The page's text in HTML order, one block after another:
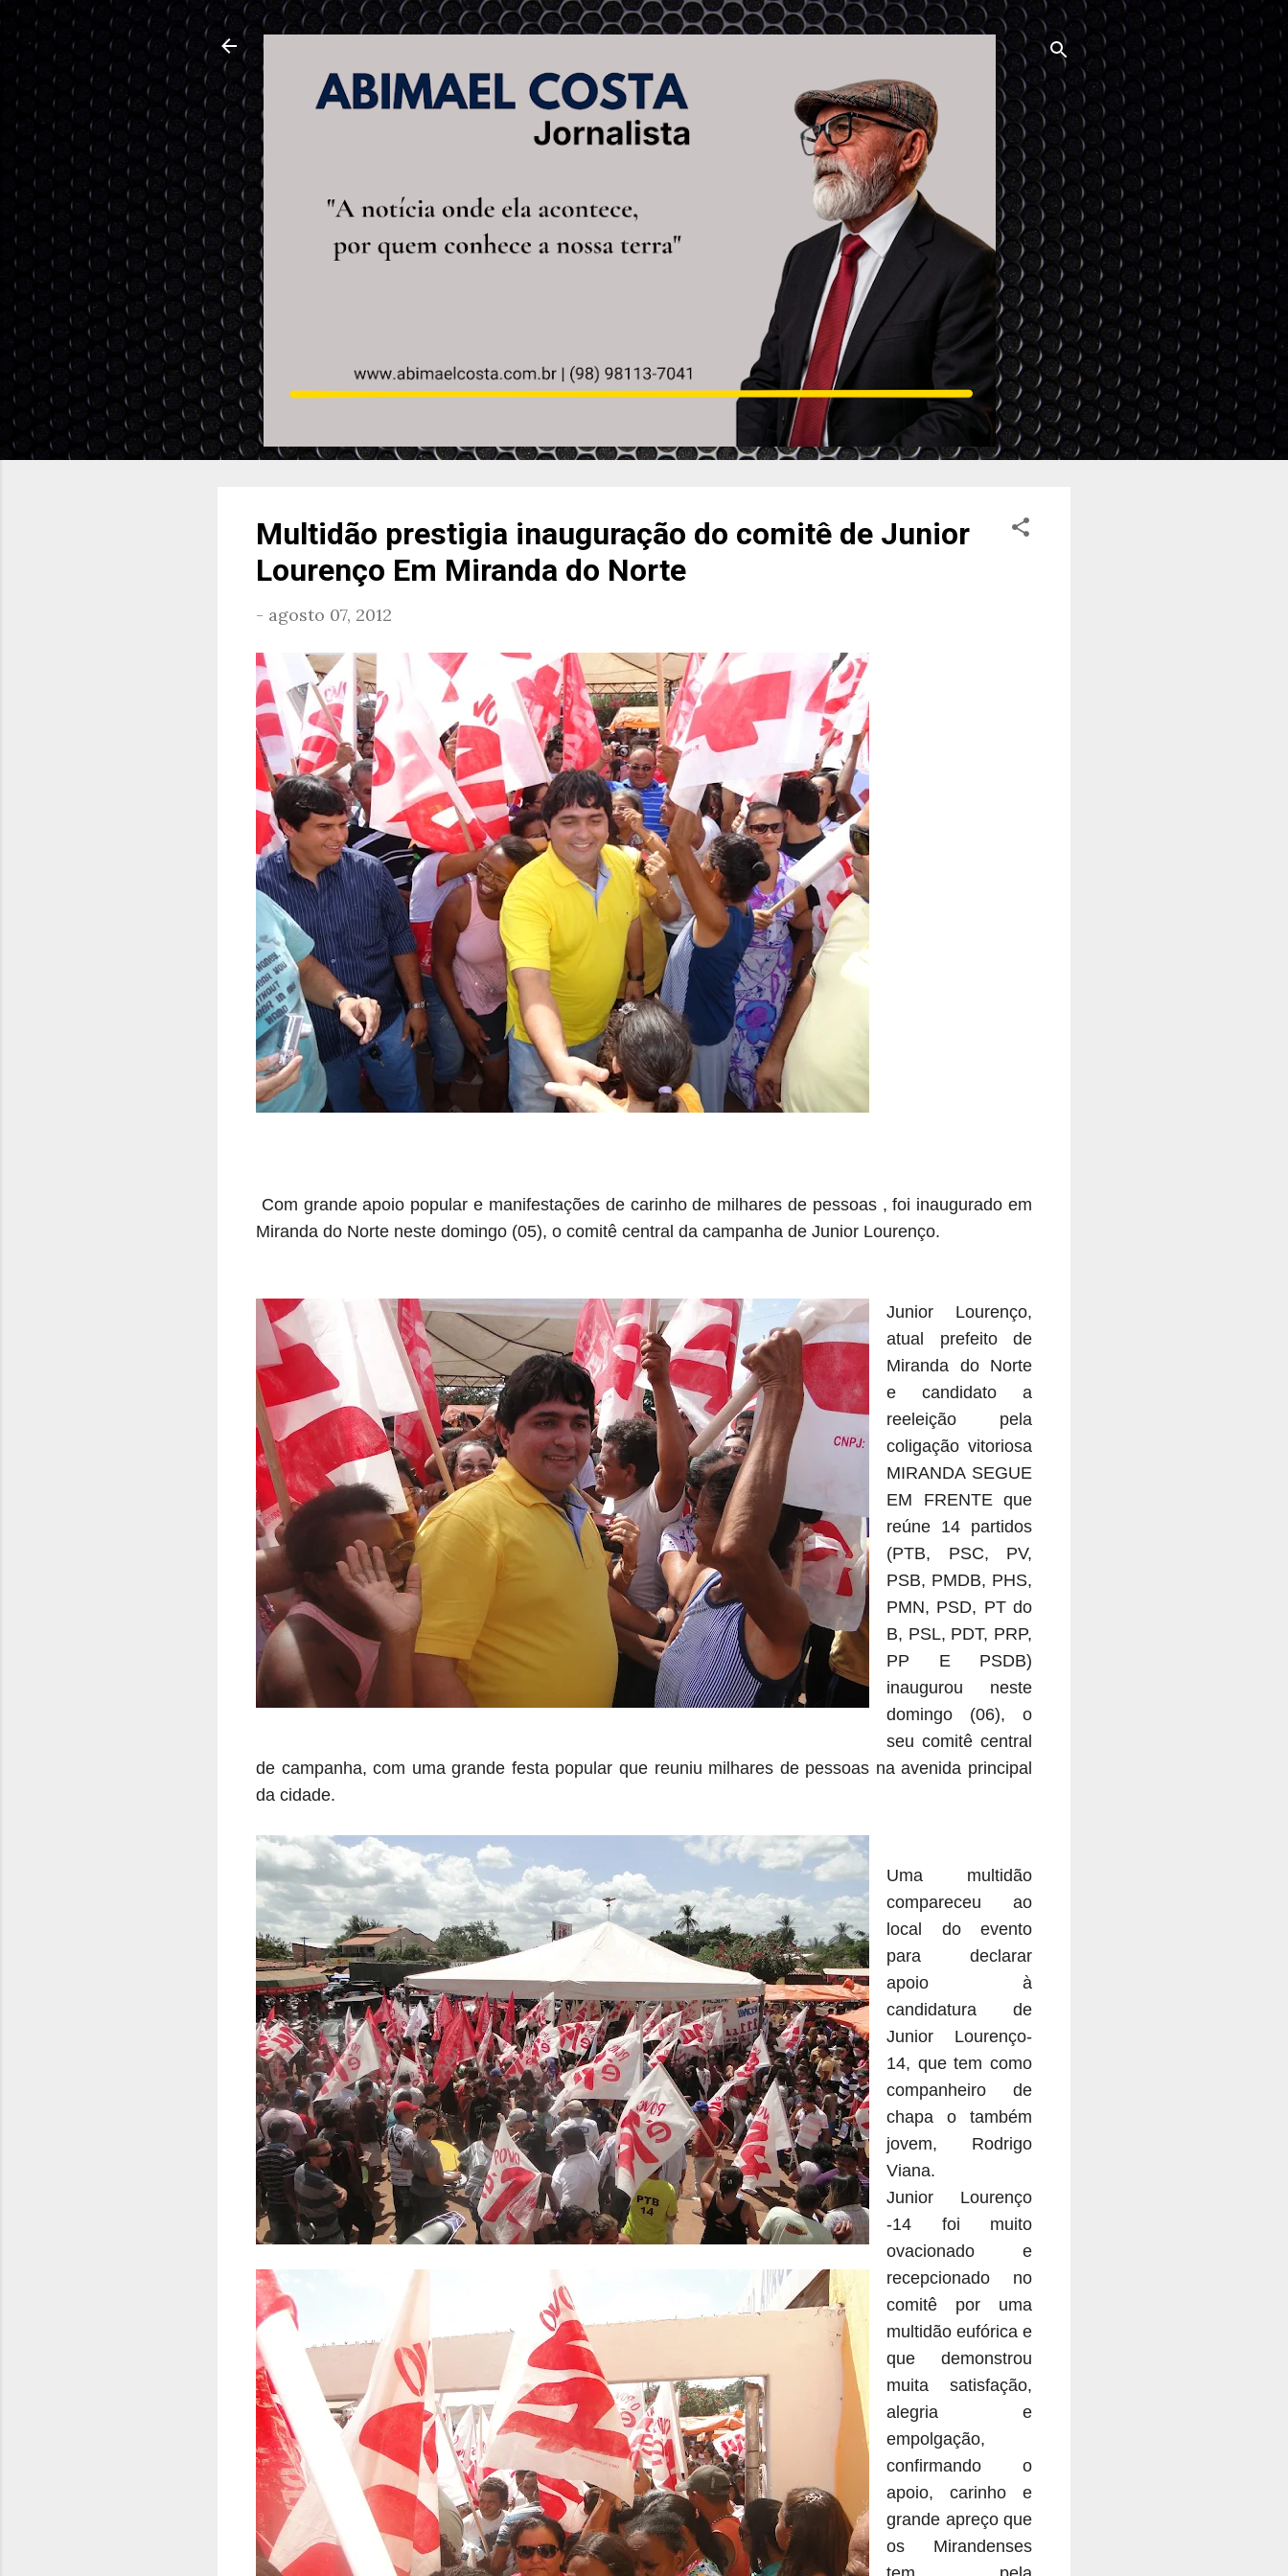
Pular para o conteúdo principal
Multidão prestigia inauguração do comitê de Junior
Lourenço Em Miranda do Norte
- agosto 07, 2012
Com grande apoio popular e manifestações de carinho de milhares de pessoas , foi inaugurado em
Miranda do Norte neste domingo (05), o comitê central da campanha de Junior Lourenço.
Junior Lourenço,
atual prefeito de
Miranda do Norte
e candidato a
reeleição pela
coligação vitoriosa
MIRANDA SEGUE
EM FRENTE que
reúne 14 partidos
(PTB, PSC, PV,
PSB, PMDB, PHS,
PMN, PSD, PT do
B, PSL, PDT, PRP,
PP E PSDB)
inaugurou neste
domingo (06), o
seu comitê central
de campanha, com uma grande festa popular que reuniu milhares de pessoas na avenida principal
da cidade.
Uma multidão
compareceu ao
local do evento
para declarar
apoio à
candidatura de
Junior Lourenço-
14, que tem como
companheiro de
chapa o também
jovem, Rodrigo
Viana.
Junior Lourenço
-14 foi muito
ovacionado e
recepcionado no
comitê por uma
multidão eufórica e
que demonstrou
muita satisfação,
alegria e
empolgação,
confirmando o
apoio, carinho e
grande apreço que
os Mirandenses